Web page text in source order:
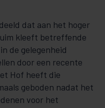
dat aan het hoger
kleeft betreffende
de gelegenheid
door een recente
Hof heeft die
geboden nadat het
voor het